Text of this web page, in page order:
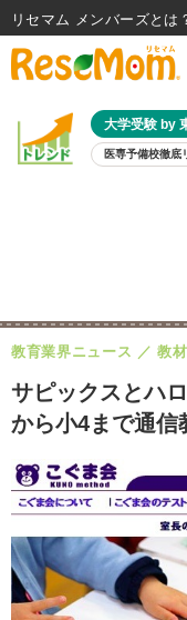
大学受験 by
医専予備校徹底
サピックスとハ
から小4まで通信
教育業界ニュース 教
リセマム メンバーズ